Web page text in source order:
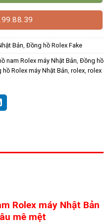
Bản Đồng hồ Rolex Fake
nam Rolex máy Nhật Bản Đồng hồ
hồ Rolex máy Nhật Bản rolex rolex
Rolex máy Nhật Bản
mê mệt